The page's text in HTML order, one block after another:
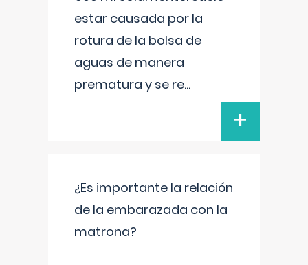
estar causada por la
rotura de la bolsa de
aguas de manera
prematura y se re...
+
¿Es importante la relación
de la embarazada con la
matrona?